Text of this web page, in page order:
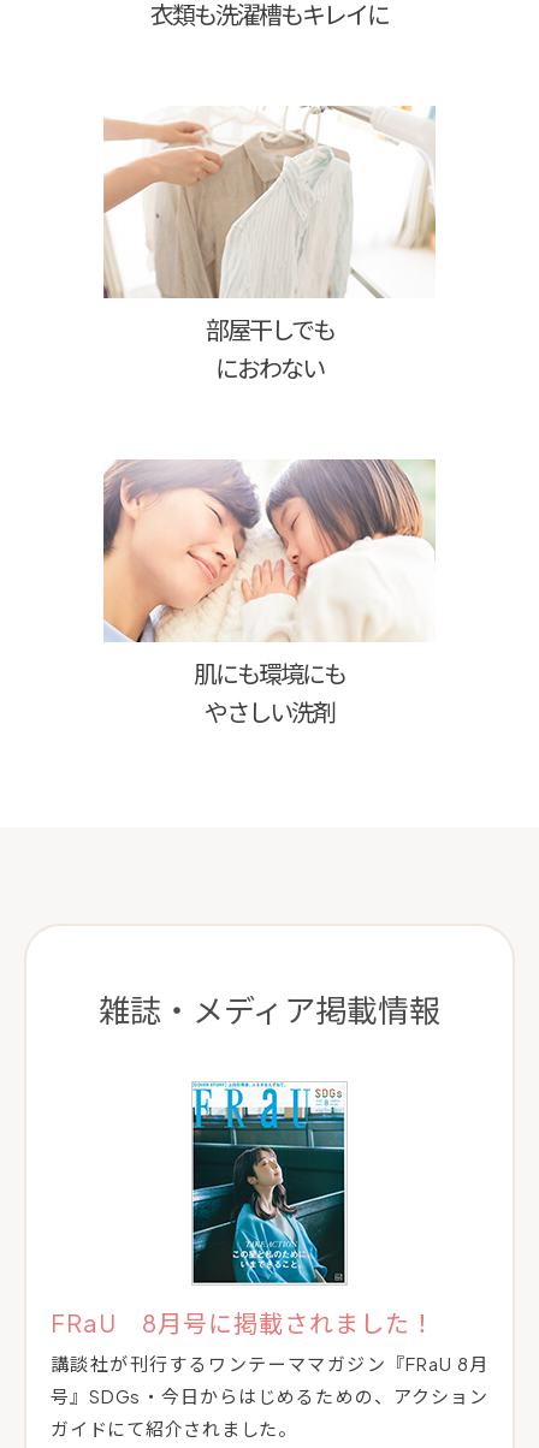
衣類も洗濯槽もキレイに
部屋干しでも
におわない
肌にも環境にも
やさしい洗剤
雑誌・メディア掲載情報
FRaU 8月号に掲載されました！
講談社が刊行するワンテーママガジン『FRaU 8月
号』SDGs・今日からはじめるための、アクション
ガイドにて紹介されました。